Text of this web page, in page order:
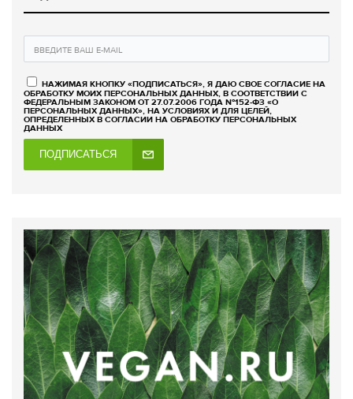
НАЖИМАЯ КНОПКУ «ПОДПИСАТЬСЯ», Я ДАЮ СВОЕ СОГЛАСИЕ НА
ОБРАБОТКУ МОИХ ПЕРСОНАЛЬНЫХ ДАННЫХ, В СООТВЕТСТВИИ С
ФЕДЕРАЛЬНЫМ ЗАКОНОМ ОТ 27.07.2006 ГОДА №152-ФЗ «О
ПЕРСОНАЛЬНЫХ ДАННЫХ», НА УСЛОВИЯХ И ДЛЯ ЦЕЛЕЙ,
ОПРЕДЕЛЕННЫХ В СОГЛАСИИ НА ОБРАБОТКУ ПЕРСОНАЛЬНЫХ
ДАННЫХ
ПОДПИСАТЬСЯ